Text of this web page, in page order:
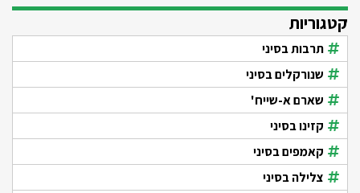
קטגוריות
תרבות בסיני
שנורקלים בסיני
שארם א-שייח'
קזינו בסיני
קאמפים בסיני
צלילה בסיני